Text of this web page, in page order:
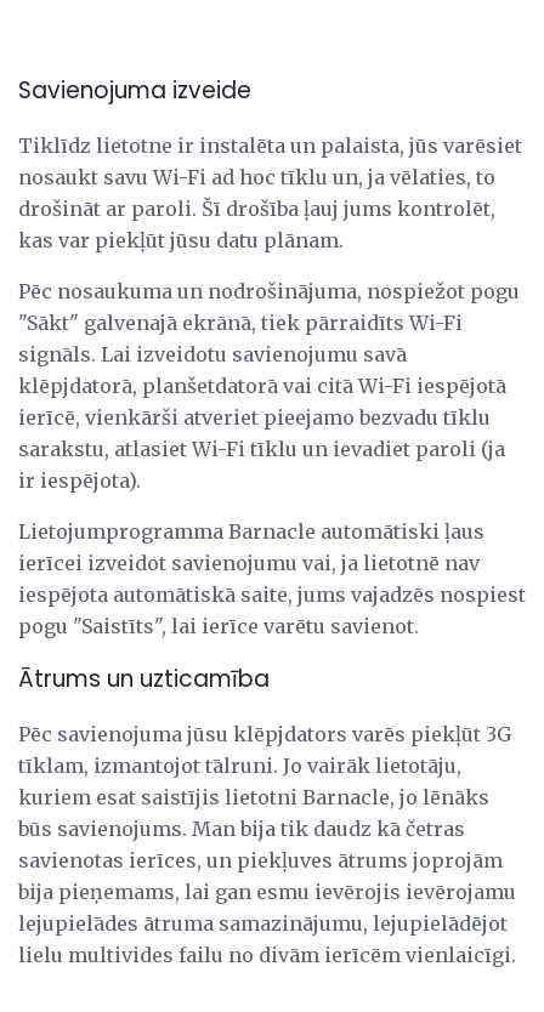
Savienojuma izveide
Tiklīdz lietotne ir instalēta un palaista, jūs varēsiet
nosaukt savu Wi-Fi ad hoc tīklu un, ja vēlaties, to
drošināt ar paroli. Šī drošība ļauj jums kontrolēt,
kas var piekļūt jūsu datu plānam.
Pēc nosaukuma un nodrošinājuma, nospiežot pogu
"Sākt" galvenajā ekrānā, tiek pārraidīts Wi-Fi
signāls. Lai izveidotu savienojumu savā
klēpjdatorā, planšetdatorā vai citā Wi-Fi iespējotā
ierīcē, vienkārši atveriet pieejamo bezvadu tīklu
sarakstu, atlasiet Wi-Fi tīklu un ievadiet paroli (ja
ir iespējota).
Lietojumprogramma Barnacle automātiski ļaus
ierīcei izveidot savienojumu vai, ja lietotnē nav
iespējota automātiskā saite, jums vajadzēs nospiest
pogu "Saistīts", lai ierīce varētu savienot.
Ātrums un uzticamība
Pēc savienojuma jūsu klēpjdators varēs piekļūt 3G
tīklam, izmantojot tālruni. Jo vairāk lietotāju,
kuriem esat saistījis lietotni Barnacle, jo lēnāks
būs savienojums. Man bija tik daudz kā četras
savienotas ierīces, un piekļuves ātrums joprojām
bija pieņemams, lai gan esmu ievērojis ievērojamu
lejupielādes ātruma samazinājumu, lejupielādējot
lielu multivides failu no divām ierīcēm vienlaicīgi.